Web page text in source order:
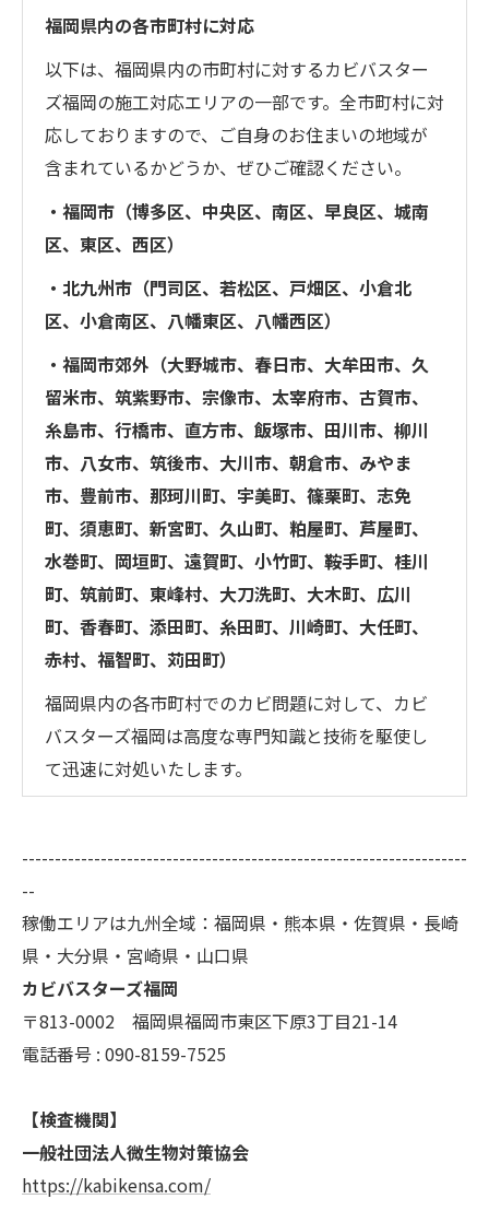
福岡県内の各市町村に対応
以下は、福岡県内の市町村に対するカビバスター
ズ福岡の施工対応エリアの一部です。全市町村に対
応しておりますので、ご自身のお住まいの地域が
含まれているかどうか、ぜひご確認ください。
・福岡市（博多区、中央区、南区、早良区、城南
区、東区、西区）
・北九州市（門司区、若松区、戸畑区、小倉北
区、小倉南区、八幡東区、八幡西区）
・福岡市郊外（大野城市、春日市、大牟田市、久
留米市、筑紫野市、宗像市、太宰府市、古賀市、
糸島市、行橋市、直方市、飯塚市、田川市、柳川
市、八女市、筑後市、大川市、朝倉市、みやま
市、豊前市、那珂川町、宇美町、篠栗町、志免
町、須恵町、新宮町、久山町、粕屋町、芦屋町、
水巻町、岡垣町、遠賀町、小竹町、鞍手町、桂川
町、筑前町、東峰村、大刀洗町、大木町、広川
町、香春町、添田町、糸田町、川崎町、大任町、
赤村、福智町、苅田町）
福岡県内の各市町村でのカビ問題に対して、カビ
バスターズ福岡は高度な専門知識と技術を駆使し
て迅速に対処いたします。
--------------------------------------------------------------------
--
稼働エリアは九州全域：福岡県・熊本県・佐賀県・長崎
県・大分県・宮崎県・山口県
カビバスターズ福岡
〒813-0002 福岡県福岡市東区下原3丁目21-14
電話番号 : 090-8159-7525
【検査機関】
一般社団法人微生物対策協会
https://kabikensa.com/